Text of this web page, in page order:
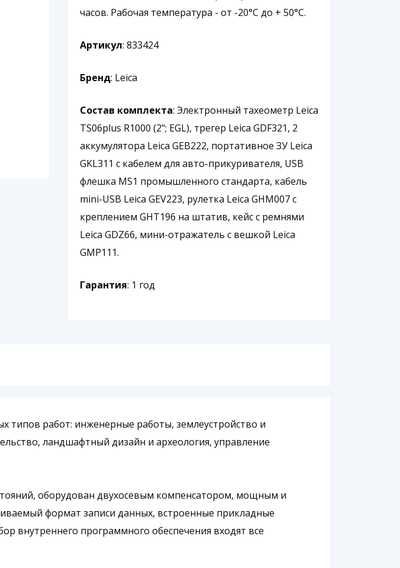
часов. Рабочая температура - от -20°C до + 50°C.
Артикул: 833424
Бренд: Leica
Состав комплекта: Электронный тахеометр Leica
TS06plus R1000 (2"; EGL), трегер Leica GDF321, 2
аккумулятора Leica GEB222, портативное ЗУ Leica
GKL311 с кабелем для авто-прикуривателя, USB
флешка MS1 промышленного стандарта, кабель
mini-USB Leica GEV223, рулетка Leica GHM007 c
креплением GHT196 на штатив, кейс с ремнями
Leica GDZ66, мини-отражатель с вешкой Leica
GMP111.
Гарантия: 1 год
типов работ: инженерные работы, землеустройство и
ландшафтный дизайн и археология, управление
оборудован двухосевым компенсатором, мощным и
формат записи данных, встроенные прикладные
внутреннего программного обеспечения входят все